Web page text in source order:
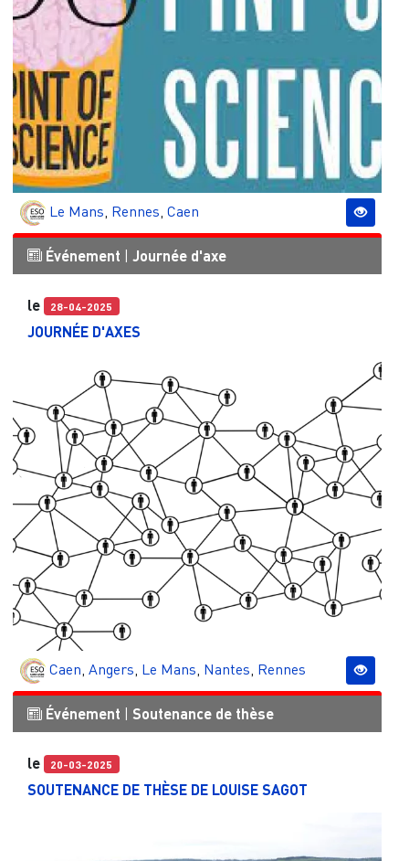
Le Mans Rennes Caen
Événement | Journée d'axe
le 28-04-2025
JOURNÉE D'AXES
Caen Angers Le Mans Nantes Rennes
Événement | Soutenance de thèse
le 20-03-2025
SOUTENANCE DE THÈSE DE LOUISE SAGOT